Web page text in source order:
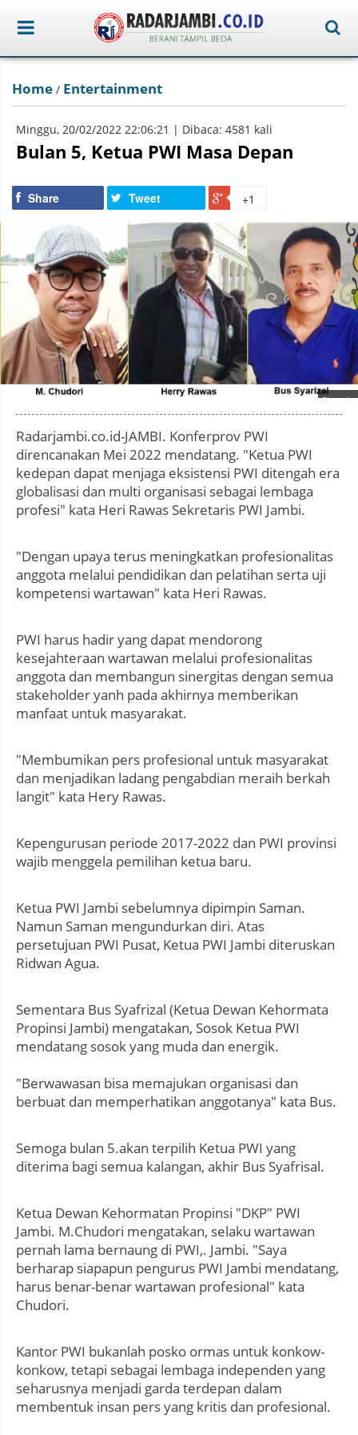
Home / Entertainment
Minggu, 20/02/2022 22:06:21 | Dibaca: 4581 kali
Bulan 5, Ketua PWI Masa Depan
Share Tweet +1
Photo by
Radarjambi.co.id-JAMBI. Konferprov PWI
direncanakan Mei 2022 mendatang. "Ketua PWI
kedepan dapat menjaga eksistensi PWI ditengah era
globalisasi dan multi organisasi sebagai lembaga
profesi" kata Heri Rawas Sekretaris PWI Jambi.
"Dengan upaya terus meningkatkan profesionalitas
anggota melalui pendidikan dan pelatihan serta uji
kompetensi wartawan" kata Heri Rawas.
PWI harus hadir yang dapat mendorong
kesejahteraan wartawan melalui profesionalitas
anggota dan membangun sinergitas dengan semua
stakeholder yanh pada akhirnya memberikan
manfaat untuk masyarakat.
"Membumikan pers profesional untuk masyarakat
dan menjadikan ladang pengabdian meraih berkah
langit" kata Hery Rawas.
Kepengurusan periode 2017-2022 dan PWI provinsi
wajib menggela pemilihan ketua baru.
Ketua PWI Jambi sebelumnya dipimpin Saman.
Namun Saman mengundurkan diri. Atas
persetujuan PWI Pusat, Ketua PWI Jambi diteruskan
Ridwan Agua.
Sementara Bus Syafrizal (Ketua Dewan Kehormata
Propinsi Jambi) mengatakan, Sosok Ketua PWI
mendatang sosok yang muda dan energik.
"Berwawasan bisa memajukan organisasi dan
berbuat dan memperhatikan anggotanya" kata Bus.
Semoga bulan 5.akan terpilih Ketua PWI yang
diterima bagi semua kalangan, akhir Bus Syafrisal.
Ketua Dewan Kehormatan Propinsi "DKP" PWI
Jambi. M.Chudori mengatakan, selaku wartawan
pernah lama bernaung di PWI,. Jambi. "Saya
berharap siapapun pengurus PWI Jambi mendatang,
harus benar-benar wartawan profesional" kata
Chudori.
Kantor PWI bukanlah posko ormas untuk konkow-
konkow, tetapi sebagai lembaga independen yang
seharusnya menjadi garda terdepan dalam
membentuk insan pers yang kritis dan profesional.